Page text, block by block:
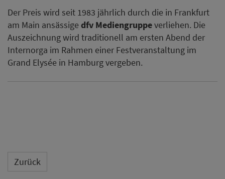
Der Preis wird seit 1983 jährlich durch die in Frankfurt
am Main ansässige dfv Mediengruppeverliehen. Die
Auszeichnung wird traditionell am ersten Abend der
Internorga im Rahmen einer Festveranstaltung im
Grand Elysée in Hamburg vergeben.
Zurück